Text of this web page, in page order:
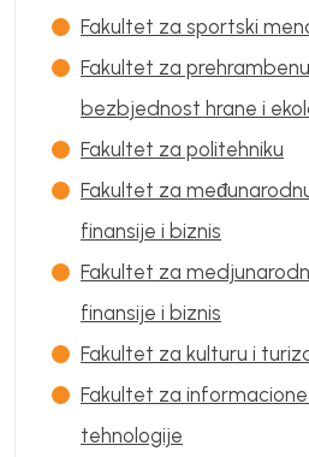
Fakultet za sportski
Fakultet za
bezbjednost hrane i
Fakultet za politehniku
Fakultet za
finansije i biznis
Fakultet za
finansije i biznis
Fakultet za kulturu i
Fakultet za
tehnologije